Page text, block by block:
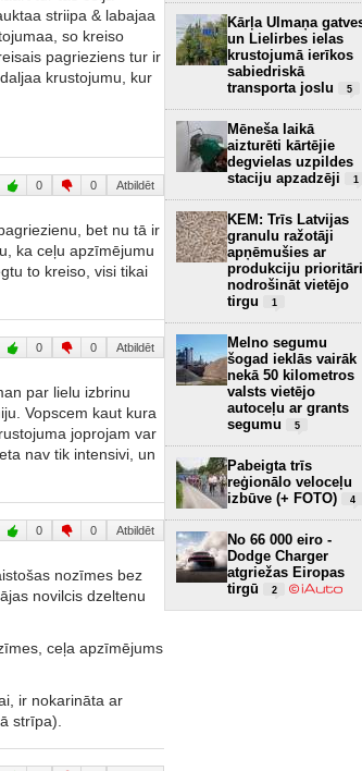
striipa & labajaa
so kreiso
pagrieziens tur ir
krustojumu, kur
0 0 Atbildēt
bet nu tā ir
ka ceļu apzīmējumu
to kreiso, visi tikai
0 0 Atbildēt
par lielu izbrinu
Vopscem kaut kura
joprojam var
nav tik intensivi, un
0 0 Atbildēt
nozīmes bez
novilcis dzeltenu
ceļa apzīmējums
ir nokarināta ar
strīpa).
Kārļa Ulmaņa
un Lielirbes ielas
krustojumā ierīkos
sabiedriskā
transporta joslu
5
Mēneša laikā
aizturēti kārtējie
degvielas uzpildes
staciju apzadzēji
1
KEM: Trīs Latvijas
granulu ražotāji
apņēmušies ar
produkciju prioritāri
nodrošināt vietējo
tirgu
1
Melno segumu
šogad ieklās vairāk
nekā 50 kilometros
valsts vietējo
autoceļu ar grants
segumu
5
Pabeigta trīs
reģionālo veloceļu
izbūve (+ FOTO)
4
No 66 000 eiro -
Dodge Charger
atgriežas Eiropas
tirgū
2